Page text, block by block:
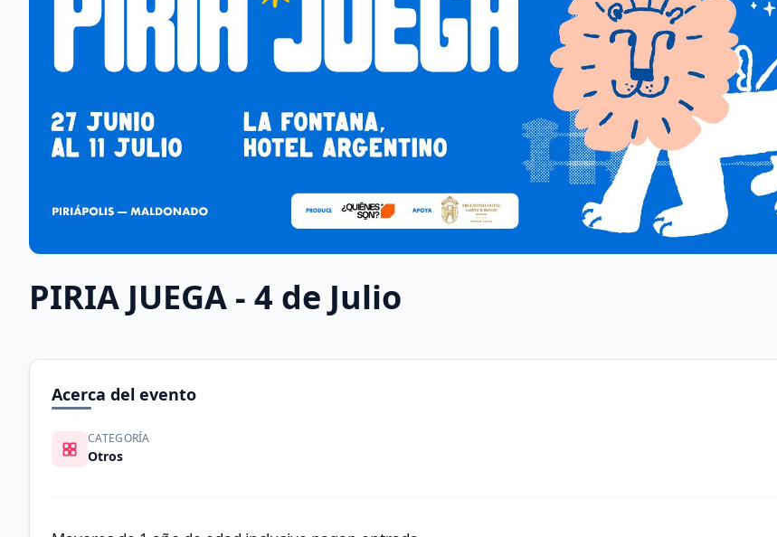
PIRIA JUEGA - 4 de Julio
Acerca del evento
CATEGORÍA
Otros